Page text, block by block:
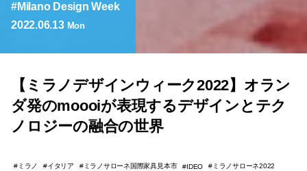
Milano Design Week
2022.06.13 Mon
【ミラノデザインウィーク2022】オラン
ダ発のmoooiが表現するデザインとテク
ノロジーの融合の世界
ミラノ イタリア ミラノサローネ国際家具見本市 IDEO ミラノサローネ2022